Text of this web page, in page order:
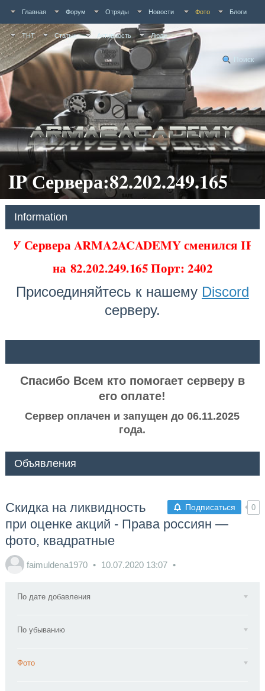
Главная Форум Отряды Новости Фото Блоги
ТНТ Статьи Активность Люди
Поиск
IP Сервера:82.202.249.165
Information
У Сервера ARMA2ACADEMY сменился IP
на82.202.249.165 Порт: 2402
Присоединяйтесь к нашему Discord
серверу.
Спасибо Всем кто помогает серверу в
его оплате!
Сервер оплачен и запущен до 06.11.2025
года.
Объявления
Подписаться 0
Скидка на ликвидность
при оценке акций - Права россиян —
фото, квадратные
faimuldena1970 10.07.2020 13:07
По дате добавления
По убыванию
Фото